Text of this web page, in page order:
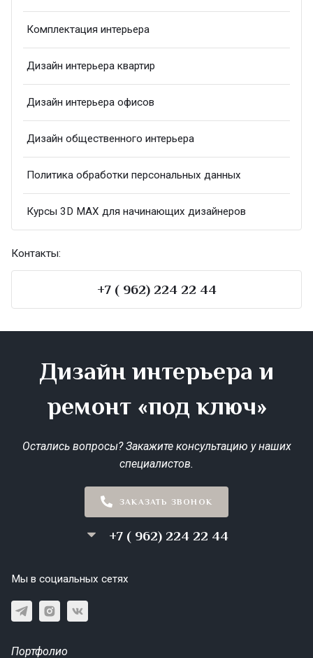
Комплектация интерьера
Дизайн интерьера квартир
Дизайн интерьера офисов
Дизайн общественного интерьера
Политика обработки персональных данных
Курсы 3D MAX для начинающих дизайнеров
Контакты:
+7 ( 962) 224 22 44
Дизайн интерьера и
ремонт «под ключ»
Остались вопросы? Закажите консультацию у наших
специалистов.
ЗАКАЗАТЬ ЗВОНОК
+7 ( 962) 224 22 44
Мы в социальных сетях
Портфолио